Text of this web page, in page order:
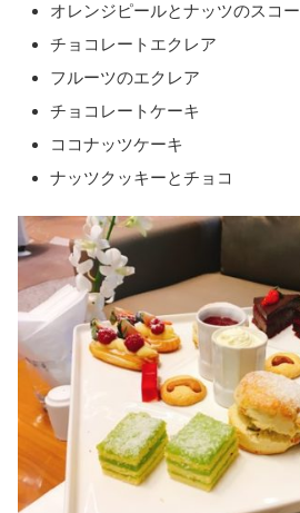
オレンジピールとナッツのスコ
チョコレートエクレア
フルーツのエクレア
チョコレートケーキ
ココナッツケーキ
ナッツクッキーとチョコ